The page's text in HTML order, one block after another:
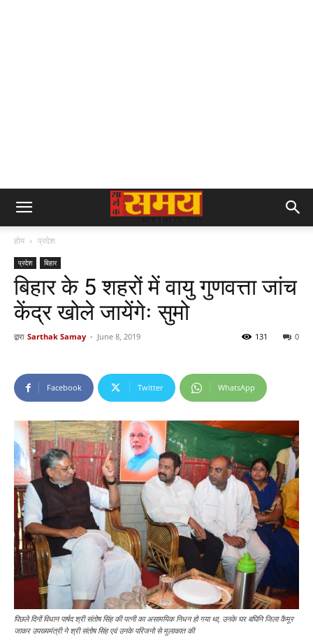
होम प्रदेश
प्रदेश बिहार
बिहार के 5 शहरों में वायु गुणवत्ता जांच
केंद्र खोले जायेंगेः सुमो
द्वारा Sarthak Samay - June 8, 2019 0
131
Facebook Twitter WhatsApp
पिछले दिनों विधान पार्षद श्री संतोष सिंह की पत्नी का असामयिक निधन हो गया था, उनके घर बघिनि जिला कैमूर
जाकर उपख्यमंत्री ने श्री संतोष सिंह एवं उनके परिजनो से मुलाकात की